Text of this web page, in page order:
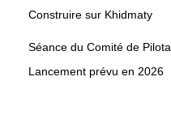
Construire sur Khidmaty
Séance du Comité de
Lancement prévu en 2026